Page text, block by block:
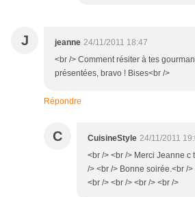
J jeanne 24/11/2011 18:47
<br /> Comment résiter à tes
présentées, bravo ! Bises<br />
Répondre
C CuisineStyle 24/11/2011
<br /> <br /> Merci Jeanne c
/> <br /> Bonne soirée.<br /
<br /> <br /> <br /> <br />